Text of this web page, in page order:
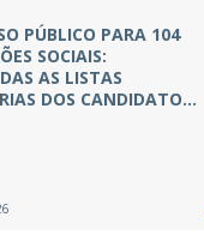
PÚBLICO PARA 104
SOCIAIS:
AS LISTAS
DOS CANDIDATO…